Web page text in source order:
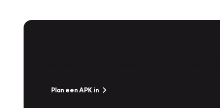
Plan een APK in